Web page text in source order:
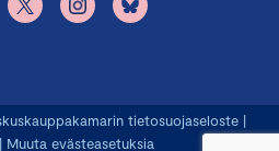
tietosuojaseloste |
| Muuta evästeasetuksia